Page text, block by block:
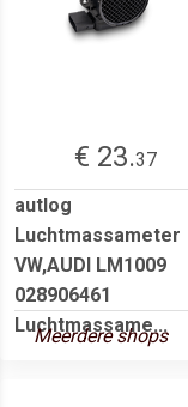
€ 23.37
autlog
Luchtmassameter
VW,AUDI LM1009
028906461
Luchtmassame...
Meerdere shops